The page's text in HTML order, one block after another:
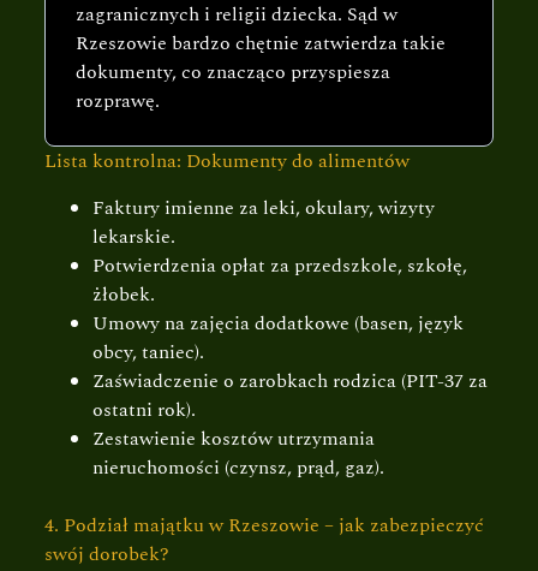
zagranicznych i religii dziecka. Sąd w
Rzeszowie bardzo chętnie zatwierdza takie
dokumenty, co znacząco przyspiesza
rozprawę.
Lista kontrolna: Dokumenty do alimentów
Faktury imienne za leki, okulary, wizyty
lekarskie.
Potwierdzenia opłat za przedszkole, szkołę,
żłobek.
Umowy na zajęcia dodatkowe (basen, język
obcy, taniec).
Zaświadczenie o zarobkach rodzica (PIT-37 za
ostatni rok).
Zestawienie kosztów utrzymania
nieruchomości (czynsz, prąd, gaz).
4. Podział majątku w Rzeszowie – jak zabezpieczyć
swój dorobek?